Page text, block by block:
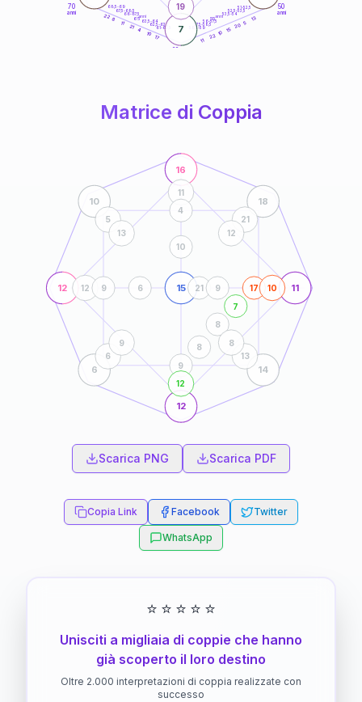
50
anni
60
70
anni
51-52,5
52,5-53,5
53,5-54
56-57,5
57,5-58,5
58,5-59
61-62,5
62,5-63,5
63,5-64
66-67,5
67,5-68,5
68,5-69
13
5
20
15
10
22
11
17
10
4
21
11
8
22
7
19
55anni
65anni
Matrice di Coppia
12
16
11
12
15
10 18
6 14
9
8
8
7
17
12
11
10
12
9
4
21 9
6
10
5
13
21
12
6
9
13
8
Scarica PNG Scarica PDF
Copia Link Facebook Twitter
WhatsApp
⭐ ⭐ ⭐ ⭐ ⭐
Unisciti a migliaia di coppie che hanno
già scoperto il loro destino
Oltre 2.000 interpretazioni di coppia realizzate con
successo